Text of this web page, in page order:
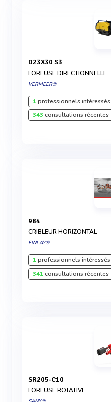
D23X30 S3
FOREUSE DIRECTIONNELLE
VERMEER®
1professionnels intéressés
343 consultations récentes
984
CRIBLEUR HORIZONTAL
FINLAY®
1professionnels intéressés
341consultations récentes
SR205-C10
FOREUSE ROTATIVE